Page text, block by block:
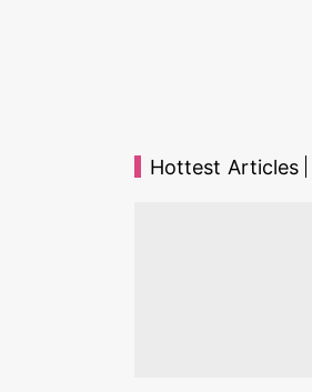
Hottest Articles